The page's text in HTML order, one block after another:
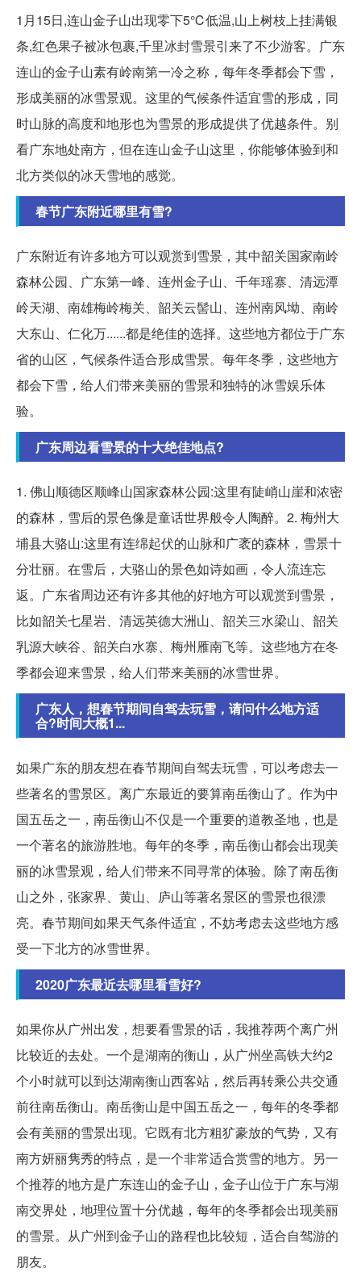
1月15日,连山金子山出现零下5℃低温,山上树枝上挂满银
条,红色果子被冰包裹,千里冰封雪景引来了不少游客。广东
连山的金子山素有岭南第一冷之称，每年冬季都会下雪，
形成美丽的冰雪景观。这里的气候条件适宜雪的形成，同
时山脉的高度和地形也为雪景的形成提供了优越条件。别
看广东地处南方，但在连山金子山这里，你能够体验到和
北方类似的冰天雪地的感觉。
春节广东附近哪里有雪?
广东附近有许多地方可以观赏到雪景，其中韶关国家南岭
森林公园、广东第一峰、连州金子山、千年瑶寨、清远潭
岭天湖、南雄梅岭梅关、韶关云髻山、连州南风坳、南岭
大东山、仁化万......都是绝佳的选择。这些地方都位于广东
省的山区，气候条件适合形成雪景。每年冬季，这些地方
都会下雪，给人们带来美丽的雪景和独特的冰雪娱乐体
验。
广东周边看雪景的十大绝佳地点?
1. 佛山顺德区顺峰山国家森林公园:这里有陡峭山崖和浓密
的森林，雪后的景色像是童话世界般令人陶醉。2. 梅州大
埔县大骆山:这里有连绵起伏的山脉和广袤的森林，雪景十
分壮丽。在雪后，大骆山的景色如诗如画，令人流连忘
返。广东省周边还有许多其他的好地方可以观赏到雪景，
比如韶关七星岩、清远英德大洲山、韶关三水梁山、韶关
乳源大峡谷、韶关白水寨、梅州雁南飞等。这些地方在冬
季都会迎来雪景，给人们带来美丽的冰雪世界。
广东人，想春节期间自驾去玩雪，请问什么地方适
合?时间大概1...
如果广东的朋友想在春节期间自驾去玩雪，可以考虑去一
些著名的雪景区。离广东最近的要算南岳衡山了。作为中
国五岳之一，南岳衡山不仅是一个重要的道教圣地，也是
一个著名的旅游胜地。每年的冬季，南岳衡山都会出现美
丽的冰雪景观，给人们带来不同寻常的体验。除了南岳衡
山之外，张家界、黄山、庐山等著名景区的雪景也很漂
亮。春节期间如果天气条件适宜，不妨考虑去这些地方感
受一下北方的冰雪世界。
2020广东最近去哪里看雪好?
如果你从广州出发，想要看雪景的话，我推荐两个离广州
比较近的去处。一个是湖南的衡山，从广州坐高铁大约2
个小时就可以到达湖南衡山西客站，然后再转乘公共交通
前往南岳衡山。南岳衡山是中国五岳之一，每年的冬季都
会有美丽的雪景出现。它既有北方粗犷豪放的气势，又有
南方妍丽隽秀的特点，是一个非常适合赏雪的地方。另一
个推荐的地方是广东连山的金子山，金子山位于广东与湖
南交界处，地理位置十分优越，每年的冬季都会出现美丽
的雪景。从广州到金子山的路程也比较短，适合自驾游的
朋友。